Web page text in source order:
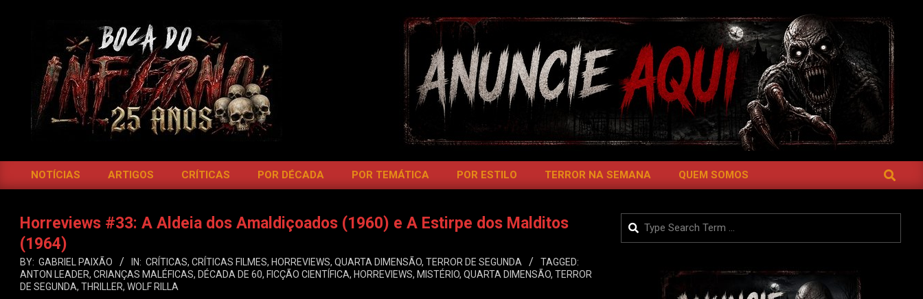
BOCA
DO
Primary
Menu
NOTÍCIAS ARTIGOS CRÍTICAS POR DÉCADA POR TEMÁTICA POR ESTILO TERROR NA SEMANA QUEM SOMOS SEARCH
Horreviews #33: A Aldeia dos Amaldiçoados (1960) e A Estirpe dos Malditos
(1964)
BY: GABRIEL PAIXÃO IN: CRÍTICAS, CRÍTICAS FILMES, HORREVIEWS, QUARTA DIMENSÃO, TERROR DE SEGUNDA
TAGGED:
ANTON LEADER, CRIANÇAS MALÉFICAS, DÉCADA DE 60, FICÇÃO CIENTÍFICA, HORREVIEWS, MISTÉRIO, QUARTA DIMENSÃO, TERROR
DE SEGUNDA, THRILLER, WOLF RILLA
Search